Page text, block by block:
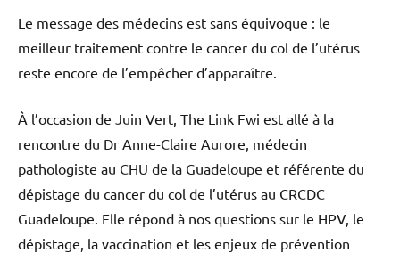
Le message des médecins est sans équivoque : le
meilleur traitement contre le cancer du col de l’utérus
reste encore de l’empêcher d’apparaître.
À l’occasion de Juin Vert, The Link Fwi est allé à la
rencontre du Dr Anne-Claire Aurore, médecin
pathologiste au CHU de la Guadeloupe et référente du
dépistage du cancer du col de l’utérus au CRCDC
Guadeloupe. Elle répond à nos questions sur le HPV, le
dépistage, la vaccination et les enjeux de prévention